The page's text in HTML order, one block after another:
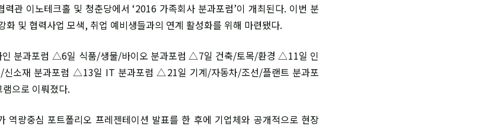
관 이노테크홀 및 청춘당에서 ‘2016 가족회사 분과포럼’이 개최된다. 이번 분
화 및 협력사업 모색, 취업 예비생들과의 연계 활성화를 위해 마련됐다.
분과포럼 △6일 식품/생물/바이오 분과포럼 △7일 건축/토목/환경 △11일 인
신소재 분과포럼 △13일 IT 분과포럼 △21일 기계/자동차/조선/플랜트 분과포
으로 이뤄졌다.
역량중심 포트폴리오 프레젠테이션 발표를 한 후에 기업체와 공개적으로 현장